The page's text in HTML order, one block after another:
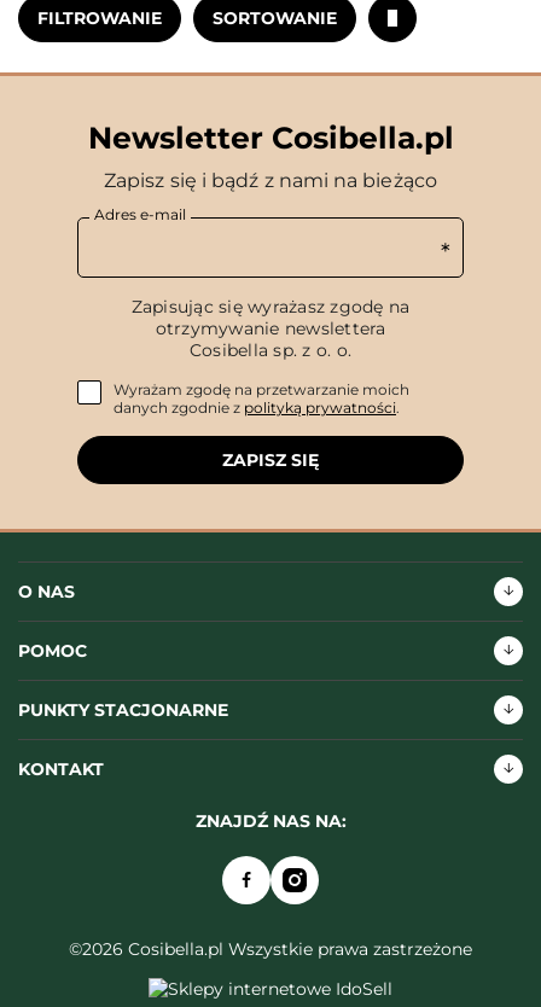
FILTROWANIE SORTOWANIE
Newsletter Cosibella.pl
Zapisz się i bądź z nami na bieżąco
Adres e-mail
Zapisując się wyrażasz zgodę na
otrzymywanie newslettera
Cosibella sp. z o. o.
Wyrażam zgodę na przetwarzanie moich
danych zgodnie z polityką prywatności.
ZAPISZ SIĘ
O NAS
POMOC
PUNKTY STACJONARNE
KONTAKT
ZNAJDŹ NAS NA:
©2026 Cosibella.pl Wszystkie prawa zastrzeżone